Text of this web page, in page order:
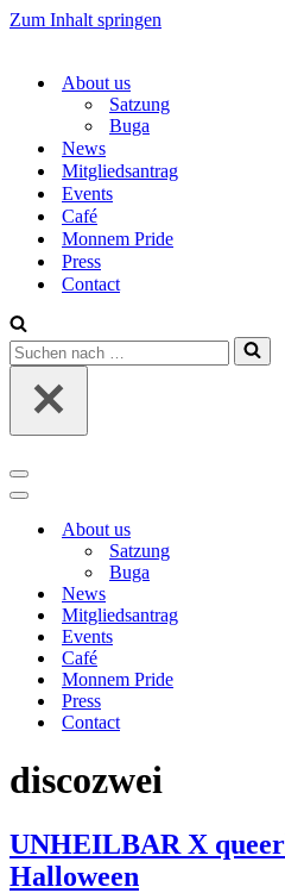
Zum Inhalt springen
About us
Satzung
Buga
News
Mitgliedsantrag
Events
Café
Monnem Pride
Press
Contact
Suchen
nach …
Navigations-
Menü
Navigations-
About us
Satzung
Buga
News
Mitgliedsantrag
Events
Café
Monnem Pride
Press
Contact
discozwei
UNHEILBAR X
Halloween